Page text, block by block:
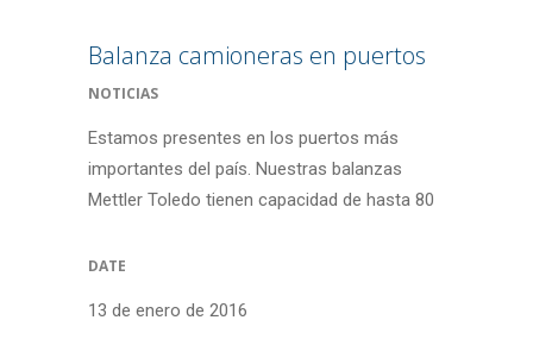
Balanza camioneras en puertos
NOTICIAS
Estamos presentes en los puertos más
importantes del país. Nuestras balanzas
Mettler Toledo tienen capacidad de hasta 80
DATE
13 de enero de 2016